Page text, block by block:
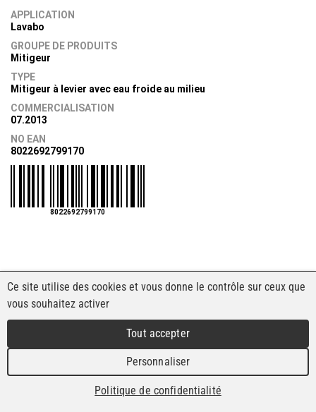
APPLICATION
Lavabo
GROUPE DE PRODUITS
Mitigeur
TYPE
Mitigeur à levier avec eau froide au milieu
COMMERCIALISATION
07.2013
NO EAN
8022692799170
8022692799170
Ce site utilise des cookies et vous donne le contrôle sur ceux que
vous souhaitez activer
Tout accepter
Personnaliser
Politique de confidentialité